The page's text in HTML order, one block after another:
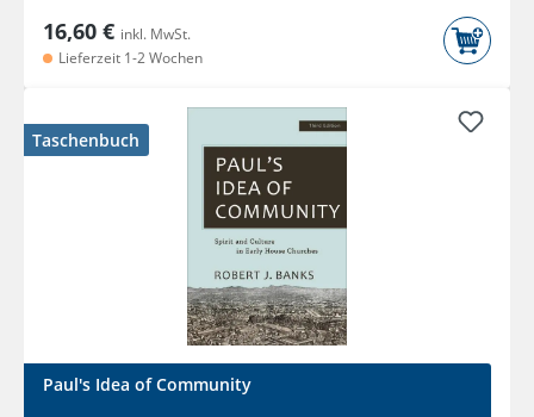
16,60 € inkl. MwSt.
Lieferzeit 1-2 Wochen
Taschenbuch
Paul's Idea of Community